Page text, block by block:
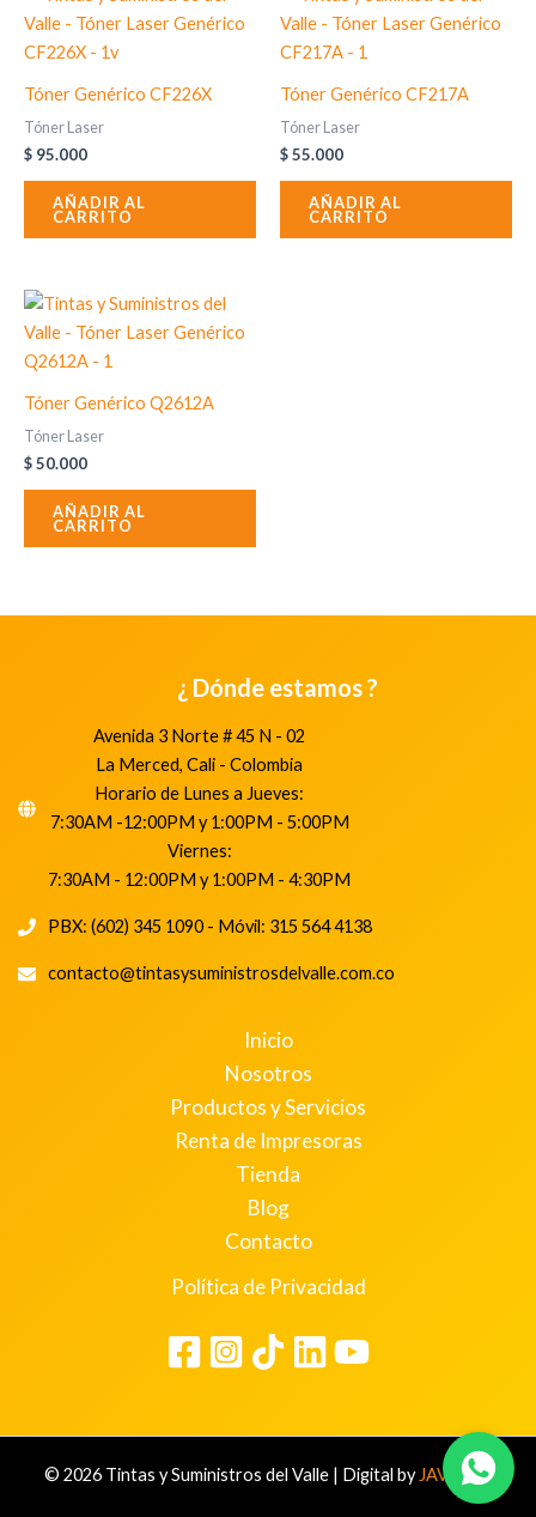
Tóner Genérico CF226X
Tóner Laser
$ 95.000
AÑADIR AL
CARRITO
Tóner Genérico CF217A
Tóner Laser
$55.000
AÑADIR AL
CARRITO
Tóner Genérico Q2612A
Tóner Laser
$50.000
AÑADIR AL
CARRITO
¿ Dónde estamos ?
Avenida 3 Norte # 45 N - 02
La Merced, Cali - Colombia
Horario de Lunes a Jueves:
7:30AM -12:00PM y 1:00PM - 5:00PM
Viernes:
7:30AM - 12:00PM y 1:00PM - 4:30PM
PBX: (602) 345 1090 - Móvil: 315 564 4138
contacto@tintasysuministrosdelvalle.com.co
Inicio
Nosotros
Productos y Servicios
Renta de Impresoras
Tienda
Blog
Contacto
Política de Privacidad
© 2026 Tintas y Suministros del Valle | Digital by JAVIBOT